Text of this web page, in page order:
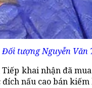
Đối tượng Nguyễn Văn
khai nhận đã
nấu cao bán